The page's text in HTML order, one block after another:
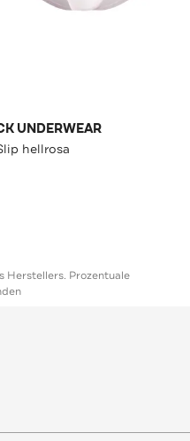
UNDERWEAR
hellrosa
Herstellers. Prozentuale